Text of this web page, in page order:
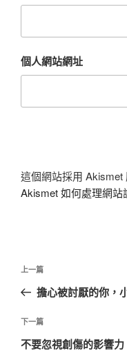
個人網站網址
這個網站採用 Akismet
Akismet 如何處理網站
文
導
覽
上
一
文
章
上一篇
擔心被討厭的你，
下
一
下一篇
不要忽視創傷的影響